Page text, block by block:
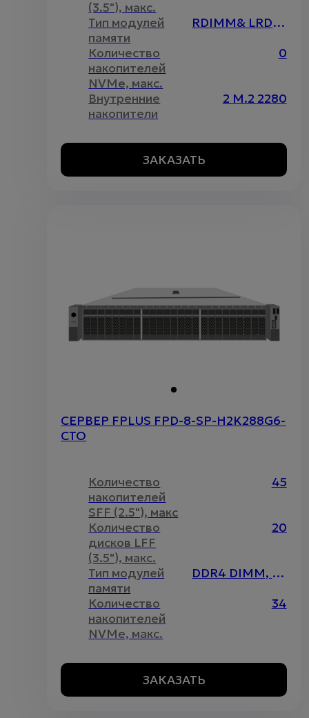
(3.5"), макс.
Тип модулей
памяти
RDIMM& LRDIMM& DCPMM
Количество
накопителей
NVMe, макс.
0
Внутренние
накопители
2 M.2 2280
ЗАКАЗАТЬ
СЕРВЕР FPLUS FPD-8-SP-H2K288G6-
CTO
Количество
накопителей
SFF (2.5"), макс
45
Количество
дисков LFF
(3.5"), макс.
20
Тип модулей
памяти
DDR4 DIMM, Intel Optane
Количество
накопителей
NVMe, макс.
34
ЗАКАЗАТЬ